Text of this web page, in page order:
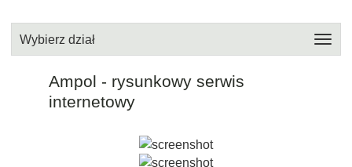
Wybierz dział
Ampol - rysunkowy serwis
internetowy